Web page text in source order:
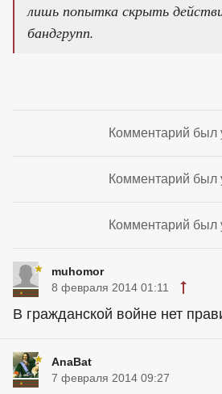
лишь попытка скрыть
бандгрупп.
Комментарий был
Комментарий был
Комментарий был
muhomor
8 февраля 2014 01:11
В гражданской войне нет
AnaBat
7 февраля 2014 09:27